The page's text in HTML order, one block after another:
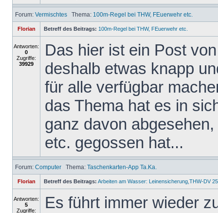
Forum: Vermischtes Thema: 100m-Regel bei THW, FEuerwehr etc.
Florian Betreff des Beitrags: 100m-Regel bei THW, FEuerwehr etc.
Antworten:
0
Zugriffe:
39929
Das hier ist ein Post
deshalb etwas knapp
für alle verfügbar
das Thema hat es in
ganz davon
etc. gegossen hat...
Forum: Computer Thema: Taschenkarten-App Ta.Ka.
Florian Betreff des Beitrags: Arbeiten am Wasser: Leinensicherung,THW-DV
Antworten:
5
Zugriffe:
Es führt immer wieder